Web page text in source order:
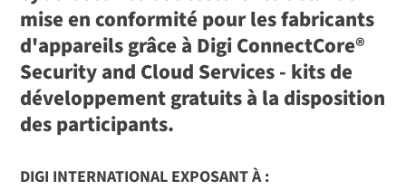
mise en conformité pour les fabricants
d'appareils grâce à Digi ConnectCore®
Security and Cloud Services - kits de
développement gratuits à la disposition
des participants.
DIGI INTERNATIONAL EXPOSANT À :